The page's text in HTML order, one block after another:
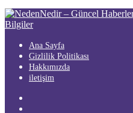
...
Ana Sayfa
Gizlilik Politikası
Hakkımızda
iletişim